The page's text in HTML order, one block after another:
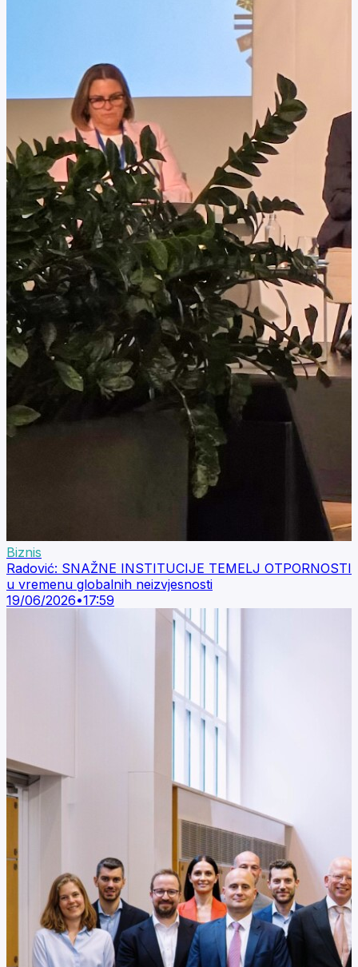
Biznis
Radović: SNAŽNE INSTITUCIJE TEMELJ OTPORNOSTI
u vremenu globalnih neizvjesnosti
19/06/2026•17:59